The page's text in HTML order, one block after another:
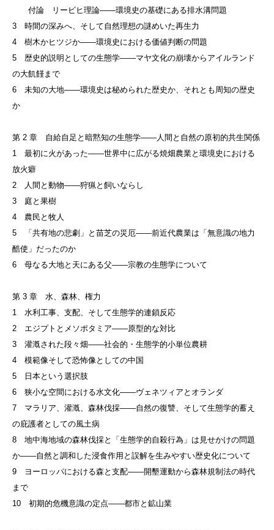
付論 リービヒ理論——環境史の基礎にある排水溝問題
3 時間の深みへ、そして自然理想の謎めいた再生力
4 樹木かヒツジか——環境史における価値判断の問題
5 歴史的説明としての生態学——マヤ文化の崩壊からアイルランド
の大飢饉まで
6 未知の大地——環境史は秘められた歴史か、それとも周知の歴史
か
第 2 章 自給自足と暗黙知の生態学——人間と自然の原初的共生関係
1 最初に火があった——世界中に広がる焼畑農業と環境史における
放火癖
2 人間と動物——狩猟と飼いならし
3 庭と果樹
4 農民と牧人
5 「共有地の悲劇」と苗芝の災厄——前近代農業は「無意識の地力
酷使」だったのか
6 母なる大地と天にある父——宗教の生態学について
第 3 章 水、森林、権力
1 水利工事、支配、そして生態学的連鎖反応
2 エジプトとメソポタミア——原型的な対比
3 灌漑された段々畑——社会的・生態学的小単位農耕
4 模範像そして恐怖像としての中国
5 日本という選択肢
6 狭小な空間における水文化——ヴェネツィアとオランダ
7 マラリア、灌漑、森林伐採——自然の復讐、そして生態学的蓄え
の庇護者としての風土病
8 地中海地域の森林伐採と「生態学的自殺行為」は見せかけの問題
か——自然と調和した浸食作用と誤解を生みやすい歴史化について
9 ヨーロッパにおける森と支配——開墾運動から森林規制法の時代
まで
10 初期的危機意識の定点——都市と鉱山業